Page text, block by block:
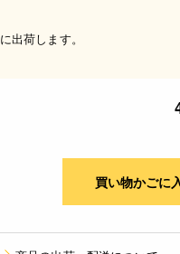
に出荷します。
買い物かごに